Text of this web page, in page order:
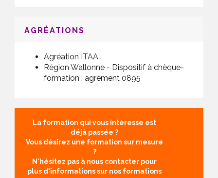
AGRÉATIONS
Agréation ITAA
Région Wallonne - Dispositif à chèque-
formation : agrément 0895
La formation qui vous intéresse est
déjà passée ?
Vous désirez une formation sur mesure
?
N'hésitez pas à nous contacter pour
plus d'informations sur nos formations